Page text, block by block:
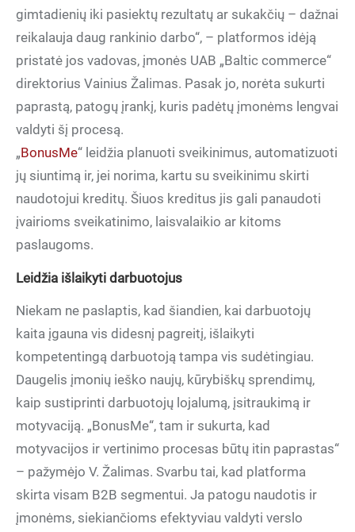
gimtadienių iki pasiektų rezultatų ar sukakčių – dažnai
reikalauja daug rankinio darbo“, – platformos idėją
pristatė jos vadovas, įmonės UAB „Baltic commerce“
direktorius Vainius Žalimas. Pasak jo, norėta sukurti
paprastą, patogų įrankį, kuris padėtų įmonėms lengvai
valdyti šį procesą.
„BonusMe“ leidžia planuoti sveikinimus, automatizuoti
jų siuntimą ir, jei norima, kartu su sveikinimu skirti
naudotojui kreditų. Šiuos kreditus jis gali panaudoti
įvairioms sveikatinimo, laisvalaikio ar kitoms
paslaugoms.
Leidžia išlaikyti darbuotojus
Niekam ne paslaptis, kad šiandien, kai darbuotojų
kaita įgauna vis didesnį pagreitį, išlaikyti
kompetentingą darbuotoją tampa vis sudėtingiau.
Daugelis įmonių ieško naujų, kūrybiškų sprendimų,
kaip sustiprinti darbuotojų lojalumą, įsitraukimą ir
motyvaciją. „BonusMe“, tam ir sukurta, kad
motyvacijos ir vertinimo procesas būtų itin paprastas“
– pažymėjo V. Žalimas. Svarbu tai, kad platforma
skirta visam B2B segmentui. Ja patogu naudotis ir
įmonėms, siekiančioms efektyviau valdyti verslo